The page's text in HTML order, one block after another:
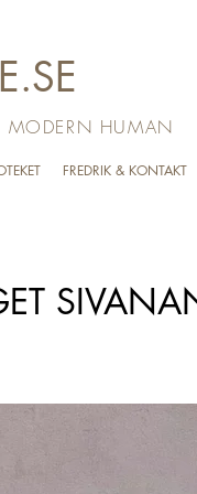
MODERN HUMAN
FREDRIK & KONTAKT